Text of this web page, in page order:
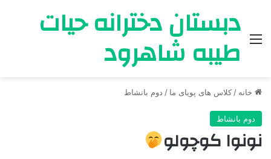
دبستان دخترانه حیات
طیبه شاهرود منو
خانه / کلاس های پویای ما / دوم بانشاط
دوم بانشاط
نونوا کوچولو